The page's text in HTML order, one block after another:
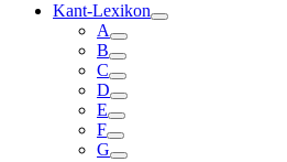
Kant-Lexikon
A
B
C
D
E
F
G